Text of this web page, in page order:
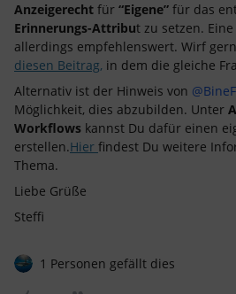
Anzeigerecht für “Eigene” für das
Erinnerungs-Attribut zu setzen.
allerdings empfehlenswert. Wirf
diesen Beitrag, in dem die gleiche
Alternativ ist der Hinweis von
Möglichkeit, dies abzubilden. Unter
Workflows kannst Du dafür einen
erstellen.Hier findest Du weitere
Thema.
Liebe Grüße
Steffi
1 Personen gefällt dies